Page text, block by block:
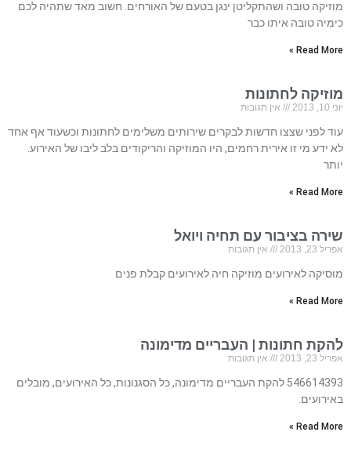
מוזיקה טובה ושהתקליטן ינגן בטעם של האורחים. חשוב מאד שתהיה לכם
כימיה טובה איתו כבר
Read More »
מוזיקה לחתונות
יוני 10, 2013 אין תגובות
עוד לפני שצצו חדשות לבקרים שירותים משלימים לחתונות וכשעוד אף אחד
לא ידע מי זו אירית רחמים, היו המוזיקה והריקודים בלב ליבו של האירוע.
יותר
Read More »
שירה בציבור עם תחיה ויואל
אפריל 23, 2013 אין תגובות
מוסיקה לאירועים מוזיקה חיה לאירועים קבלת פנים
Read More »
להקת חתונות | העבריים מדימונה
אפריל 23, 2013 אין תגובות
546614393 להקת העבריים מדימונה, כל הסגנונות, כל האירועים, מובלים
באירועים.
Read More »